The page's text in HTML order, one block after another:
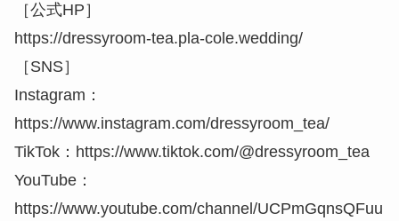
［公式HP］
https://dressyroom-tea.pla-cole.wedding/
［SNS］
Instagram：
https://www.instagram.com/dressyroom_tea/
TikTok：https://www.tiktok.com/@dressyroom_tea
YouTube：
https://www.youtube.com/channel/UCPmGqnsQFuu